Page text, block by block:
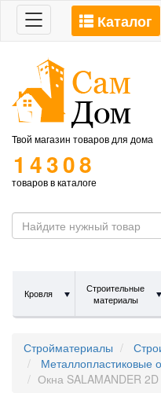
Toggle
navigation
Каталог
Твой магазин товаров для дома
14308
товаров в каталоге
Кровля
Строительные
материалы
Стройматериалы
Металлопластиковые
Окна SALAMANDER 2D